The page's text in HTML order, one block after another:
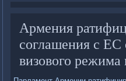
Армения
соглашения с
визового